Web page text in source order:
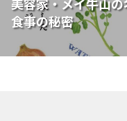
食事の秘密